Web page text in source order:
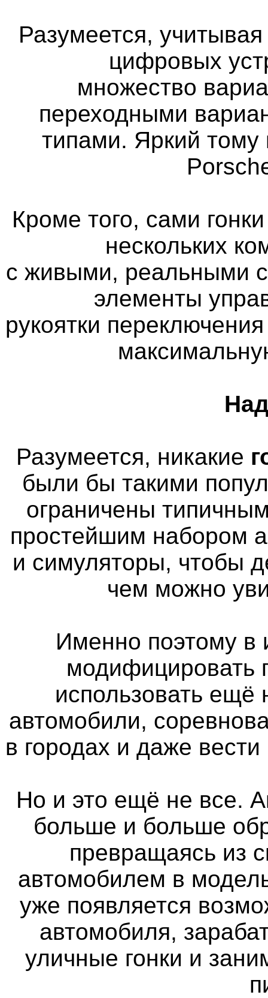
Разумеется,
цифровых
множество
переходными
типами. Яркий
Кроме того, сами
нескольких
с живыми, реальными
элементы
рукоятки
Разумеется, никакие
были бы такими
ограничены
простейшим набором
и симуляторы, чтобы
чем можно
Именно поэтому в
модифицировать
использовать
автомобили,
в городах и даже
Но и это ещё не все.
больше и больше
превращаясь из
автомобилем в
уже появляется
автомобиля,
уличные гонки и